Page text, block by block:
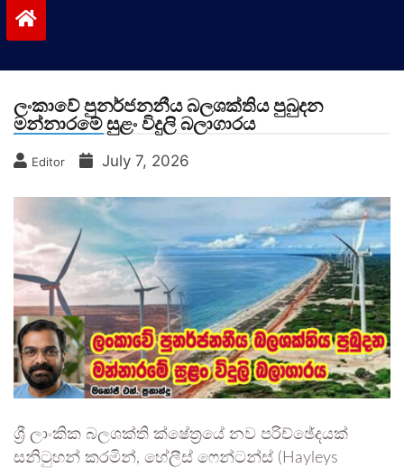
ලංකාවේ පුනර්ජනනීය බලශක්තිය පුබුදන
මන්නාරමේ සුළං විදුලි බලාගාරය
Editor July 7, 2026
ශ්‍රී ලාංකික බලශක්ති ක්ෂේත්‍රයේ නව පරිච්ඡේදයක්
සනිටුහන් කරමින්, හේලීස් ෆෙන්ටන්ස් (Hayleys